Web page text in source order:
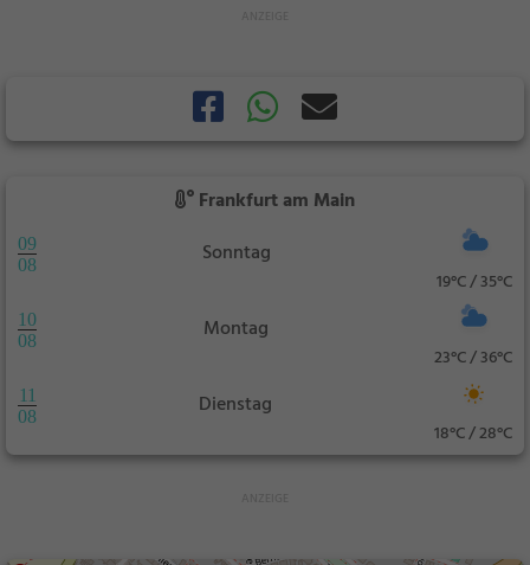
Frankfurt am Main
09
08
Sonntag
19°C / 35°C
10
08
Montag
23°C / 36°C
11
08
Dienstag
18°C / 28°C